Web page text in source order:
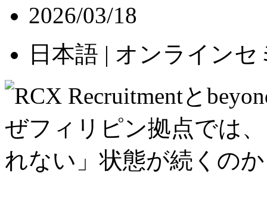
2026/03/18
日本語 | オンラインセ